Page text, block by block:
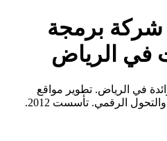
برمجة
في الرياض
في الرياض. تطوير مواقع
وتطبيقات وأنظمة ERP وOdoo والتحول الرقمي. تأسست 2012.